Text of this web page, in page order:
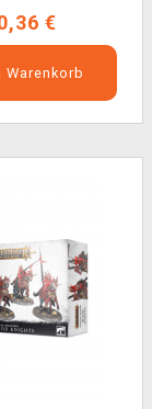
€
Warenkorb